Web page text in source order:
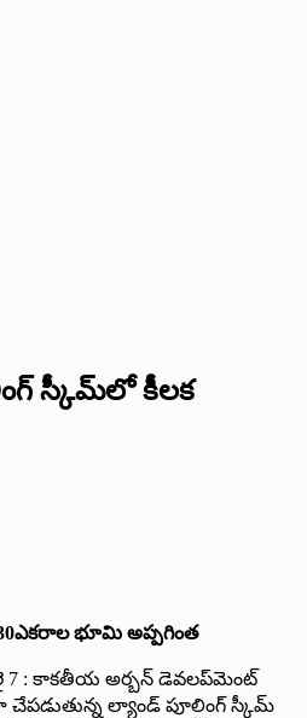
స్కీమ్‌లో కీలక
30ఎకరాల భూమి అప్పగింత
7 : కాకతీయ అర్బన్ డెవలప్‌మెంట్
చేపడుతున్న ల్యాండ్ పూలింగ్ స్కీమ్